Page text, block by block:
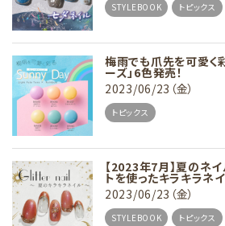
STYLEBOOK トピックス
梅雨でも爪先を可愛く
ーズ」6色発売！
2023/06/23（金）
トピックス
【2023年7月】夏のネ
トを使ったキラキラネ
2023/06/23（金）
STYLEBOOK トピックス